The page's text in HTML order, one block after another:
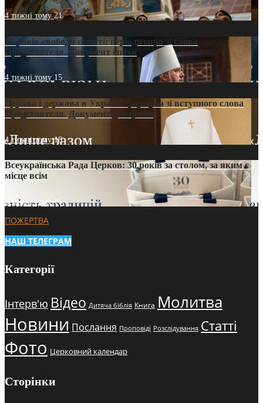
4 тижні тому21
35 років свободи совісті: періодизація зі слова
Предстоятеля. Документ епохи
4 тижні тому 15
Церква і держава в Україні: формула зі вступного слова
Предстоятеля. Документ доктрини
4 тижні тому18
Всеукраїнська Рада Церков: 30 років за столом, за яким є
місце всім
4 тижні тому16
ПОЖЕРТВА
НАШ ТЕЛЕГРАМ
Категорії
Інтерв'ю Відео Дитяча біблія Книга Молитва
Новини Послання Проповіді Розслідування Статті
Фото Церковний календар
Сторінки